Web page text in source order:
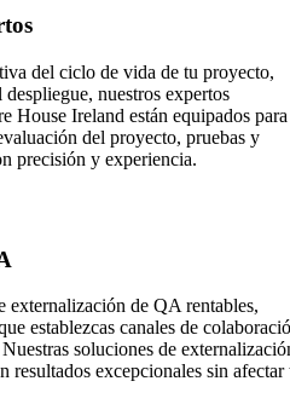
del ciclo de vida de tu proyecto,
nuestros expertos
House Ireland están equipados para
del proyecto, pruebas y
precisión y experiencia.
externalización de QA rentables,
establezcas canales de
soluciones de
resultados excepcionales sin afectar